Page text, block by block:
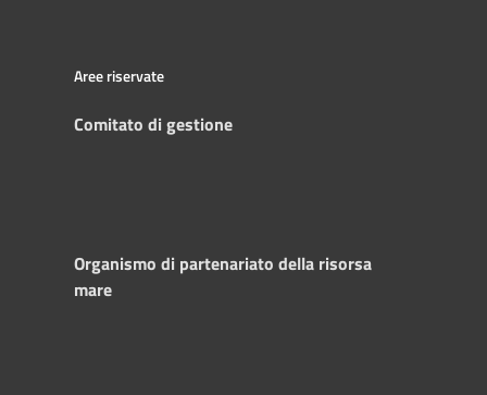
Aree riservate
Comitato di gestione
Organismo di partenariato della risorsa
mare